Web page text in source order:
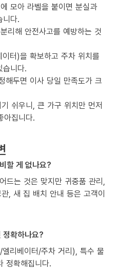
모아 라벨을 붙이면 분실과
니다.
리해 안전사고를 예방하는 것
이터)을 확보하고 주차 위치를
습니다.
해두면 이사 당일 만족도가 크
쉬우니, 큰 가구 위치만 먼저
아집니다.
할 게 없나요?
드는 것은 맞지만 귀중품 관리,
, 새 집 배치 안내 등은 고객이
확하나요?
리베이터/주차 거리), 특수 물
정확해집니다.